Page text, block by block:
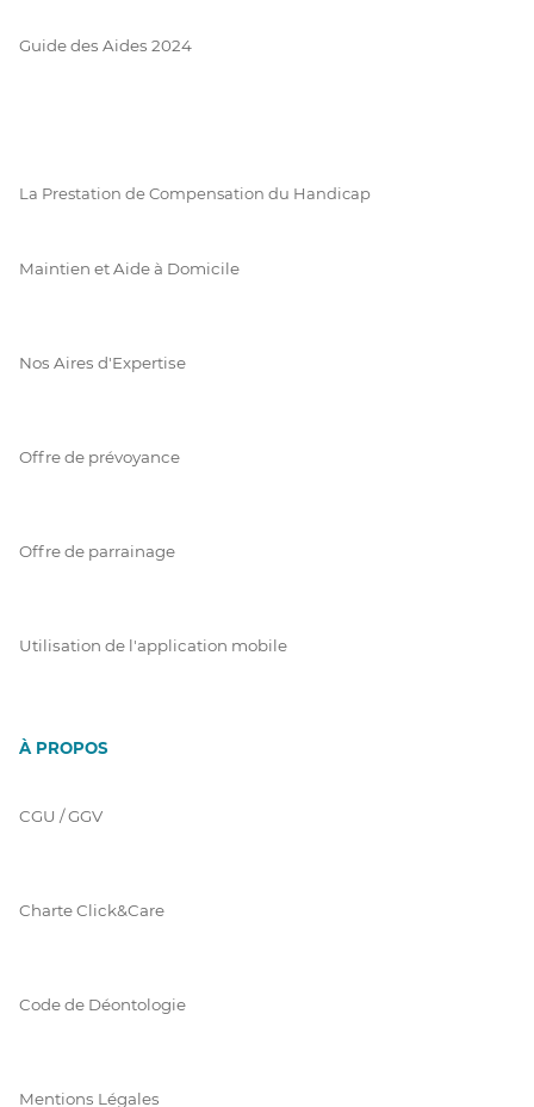
Guide des Aides 2024
La Prestation de Compensation du Handicap
Maintien et Aide à Domicile
Nos Aires d'Expertise
Offre de prévoyance
Offre de parrainage
Utilisation de l'application mobile
À PROPOS
CGU / GGV
Charte Click&Care
Code de Déontologie
Mentions Légales